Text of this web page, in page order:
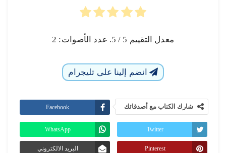
معدل التقييم 5 / 5. عدد الأصوات: 2
انضم إلينا على تليجرام
شارك الكتاب مع أصدقائك Facebook
Twitter
WhatsApp
Pinterest البريد الالكتروني